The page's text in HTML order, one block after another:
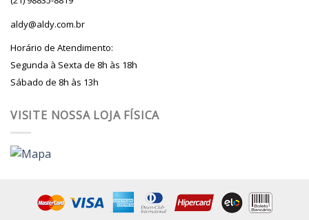
aldy@aldy.com.br
Horário de Atendimento:
Segunda à Sexta de 8h às 18h
Sábado de 8h às 13h
VISITE NOSSA LOJA FÍSICA